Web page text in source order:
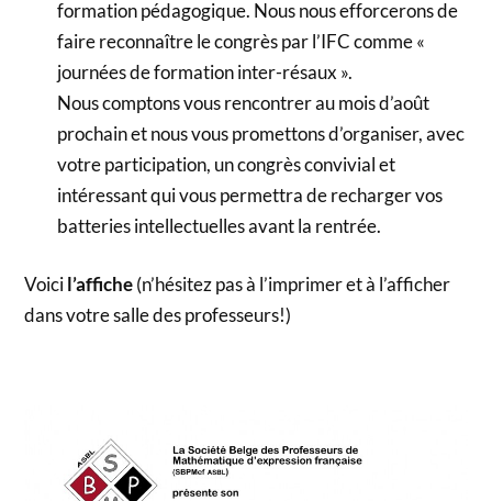
formation pédagogique. Nous nous efforcerons de
faire reconnaître le congrès par l’IFC comme «
journées de formation inter-résaux ».
Nous comptons vous rencontrer au mois d’août
prochain et nous vous promettons d’organiser, avec
votre participation, un congrès convivial et
intéressant qui vous permettra de recharger vos
batteries intellectuelles avant la rentrée.
Voicil’affiche(n’hésitez pas à l’imprimer et à l’afficher
dans votre salle des professeurs!)